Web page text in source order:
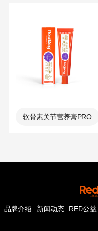
软骨素关节营养膏PRO
品牌介绍 新闻动态 RED公益